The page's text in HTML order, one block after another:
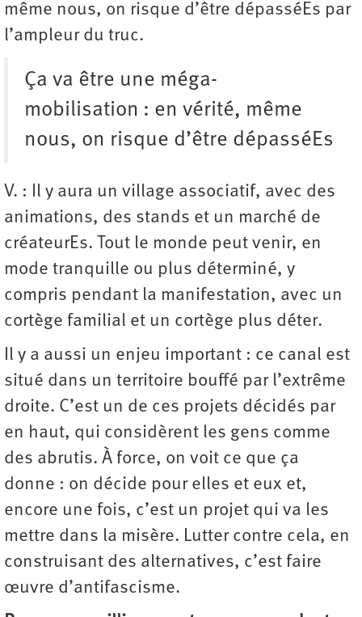
même nous, on risque d’être dépasséEs par
l’ampleur du truc.
Ça va être une méga-
mobilisation : en vérité, même
nous, on risque d’être dépasséEs
V. : Il y aura un village associatif, avec des
animations, des stands et un marché de
créateurEs. Tout le monde peut venir, en
mode tranquille ou plus déterminé, y
compris pendant la manifestation, avec un
cortège familial et un cortège plus déter.
Il y a aussi un enjeu important : ce canal est
situé dans un territoire bouffé par l’extrême
droite. C’est un de ces projets décidés par
en haut, qui considèrent les gens comme
des abrutis. À force, on voit ce que ça
donne : on décide pour elles et eux et,
encore une fois, c’est un projet qui va les
mettre dans la misère. Lutter contre cela, en
construisant des alternatives, c’est faire
œuvre d’antifascisme.